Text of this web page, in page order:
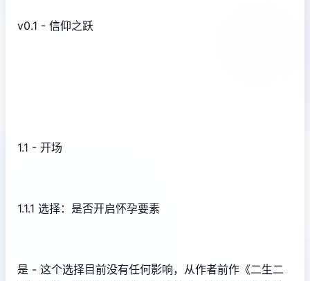
v0.1 - 信仰之跃
1.1 - 开场
1.1.1 选择：是否开启怀孕要素
是 - 这个选择目前没有任何影响，从作者前作《二生二